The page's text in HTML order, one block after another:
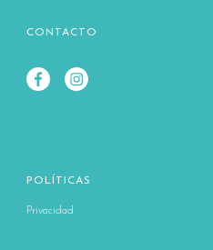
CONTACTO
POLÍTICAS
Privacidad